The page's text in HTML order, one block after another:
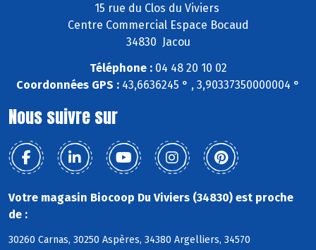
15 rue du Clos du Viviers
Centre Commercial Espace Bocaud
34830 Jacou
Téléphone :04 48 20 10 02
Coordonnées GPS : 43,6636245 ° , 3,90337350000004 °
Nous suivre sur
Votre magasin Biocoop Du Viviers (34830) est proche
de :
30260 Carnas, 30250 Aspères, 34380 Argelliers, 34570